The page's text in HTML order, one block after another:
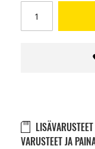
VARUSTEET JA